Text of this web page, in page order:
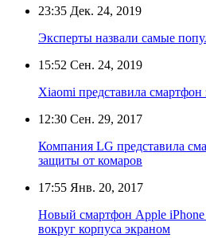
23:35 Дек. 24, 2019
Эксперты назвали самые
15:52 Сен. 24, 2019
Xiaomi представила смартфон
12:30 Сен. 29, 2017
Компания LG представила
защиты от комаров
17:55 Янв. 20, 2017
Новый смартфон Apple
вокруг корпуса экраном